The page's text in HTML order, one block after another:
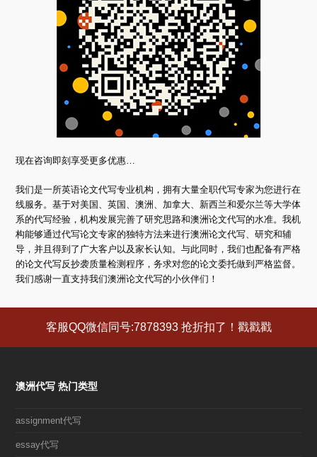
现在咨询即刻享受更多优惠…
我们是一所英语论文代写专业机构，拥有大量全职代写专家为您进行在
线服务。基于对美国、英国、澳洲、加拿大、新西兰和爱尔兰等大学体
系的代写经验，机构发展完善了研究思路和澳洲论文代写的水准。我机
构能够通过代写论文专家的独特方法来进行澳洲论文代写、研究和辅
导，并且得到了广大客户以及家长认知。与此同时，我们也配备有严格
的论文代写反抄袭质量检测程序，务求对您的论文委托做到严格监督。
我们感谢一直支持我们澳洲论文代写的小伙伴们！
客服QQ微信同号:7878393 抢折扣了！戳戳戳
澳洲代写 热门类型
assignment代写
essay代写